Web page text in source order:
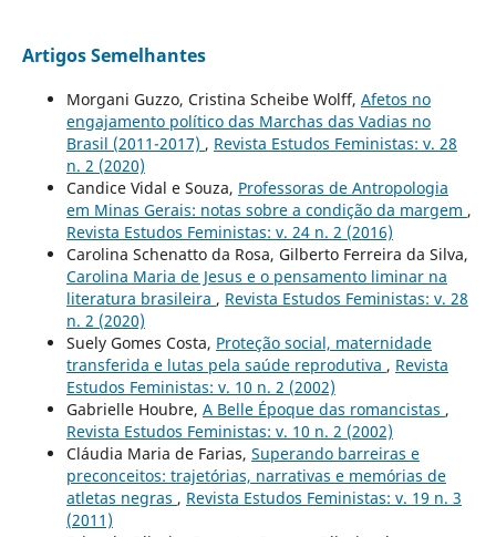
Artigos Semelhantes
Morgani Guzzo, Cristina Scheibe Wolff, Afetos no
engajamento político das Marchas das Vadias no
Brasil (2011-2017) , Revista Estudos Feministas: v. 28
n. 2 (2020)
Candice Vidal e Souza, Professoras de Antropologia
em Minas Gerais: notas sobre a condição da margem ,
Revista Estudos Feministas: v. 24 n. 2 (2016)
Carolina Schenatto da Rosa, Gilberto Ferreira da Silva,
Carolina Maria de Jesus e o pensamento liminar na
literatura brasileira , Revista Estudos Feministas: v. 28
n. 2 (2020)
Suely Gomes Costa, Proteção social, maternidade
transferida e lutas pela saúde reprodutiva , Revista
Estudos Feministas: v. 10 n. 2 (2002)
Gabrielle Houbre, A Belle Époque das romancistas ,
Revista Estudos Feministas: v. 10 n. 2 (2002)
Cláudia Maria de Farias, Superando barreiras e
preconceitos: trajetórias, narrativas e memórias de
atletas negras , Revista Estudos Feministas: v. 19 n. 3
(2011)